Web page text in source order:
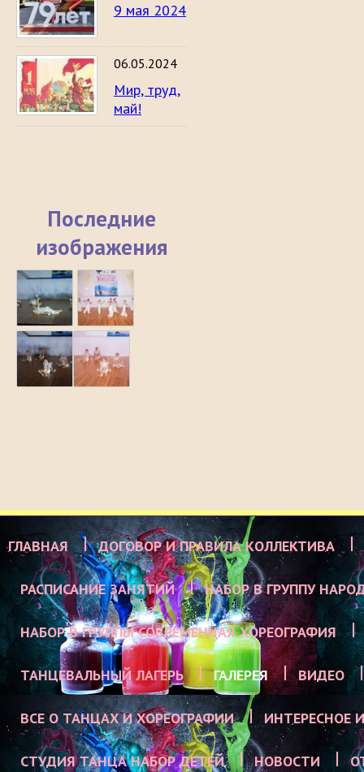
9 мая 2024
06.05.2024
Мир, труд,
май!
Последние
изображения
ГЛАВНАЯ ДОГОВОР И ПРАВИЛА КОЛЛЕКТИВА
РАСПИСАНИЕ ЗАНЯТИЙ НАБОР В ГРУППУ
НАБОР В ГРУППЫ СОВРЕМЕННАЯ ХОРЕОГРАФИЯ
ТАНЦЕВАЛЬНЫЙ ЛАГЕРЬ ГАЛЕРЕЯ ВИДЕО
ВСЕ О ТАНЦАХ И ХОРЕОГРАФИИ ИНТЕРЕСНОЕ
СТУДИЯ ТАНЦА НАБОР ДЕТЕЙ НОВОСТИ